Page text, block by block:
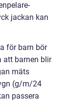
jackan kan
för barn bör
att barnen blir
mäts
(g/m/24
passera